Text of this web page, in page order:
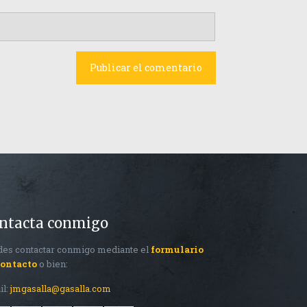
conmigo
contactar conmigo mediante el formulario
o bien:
jmgasalla@gasalla.com